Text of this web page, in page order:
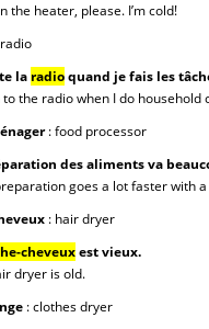
the heater, please. I’m cold!
la radioquand je fais les
to the radio when I do household
: food processor
des aliments va
goes a lot faster with
: hair dryer
cheveuxest vieux.
dryer is old.
: clothes dryer